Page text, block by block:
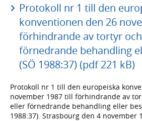
Protokoll nr 1 till den
konventionen den 26
förhindrande av tortyr
förnedrande behandling
(SÖ 1988:37) (pdf 221 kB)
Protokoll nr 1 till den europeiska
november 1987 till förhindrande av
eller förnedrande behandling eller
1988:37). Strasbourg den 4 november